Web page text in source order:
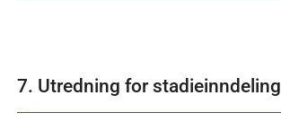
7. Utredning for stadieinndeling